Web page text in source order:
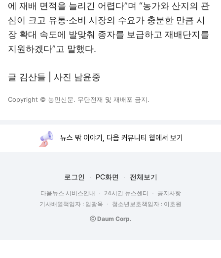
에 재배 면적을 늘리긴 어렵다”며 “농가와 산지의 관
심이 크고 유통·소비 시장의 수요가 충분한 만큼 시
장 확대 속도에 발맞춰 종자를 보급하고 재배단지를
지원하겠다”고 말했다.
글 김산들 | 사진 남윤중
Copyright © 농민신문. 무단전재 및 재배포 금지.
뉴스 밖 이야기, 다음 커뮤니티 웹에서 보기
로그인 PC화면 전체보기
다음뉴스 서비스안내 24시간 뉴스센터
공지사항
기사배열책임자 : 임광욱
청소년보호책임자 : 이호원
ⓒ Daum Corp.